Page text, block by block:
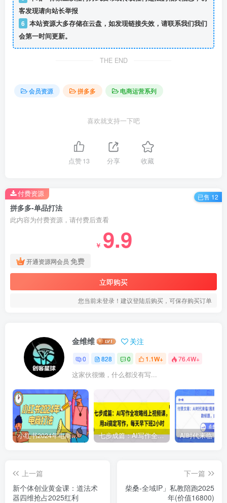
客发现请向站长举报
6 本站资源大多存储在云盘，如发现链接失效，请联系我们我们
会第一时间更新。
THE END
会员资源 拼多多 电商运营系列
喜欢就支持一下吧
点赞13 分享 收藏
拼多多-单品打法
此内容为付费资源，请付费后查看
￥ 9.9
开通资源网会员 免费
立即购买
您当前未登录！建议登陆后购买，可保存购买订单
付费资源 已售 12
金维维 关注
0 828 0 1.1W+ 76.4W+
这家伙很懒，什么都没有写...
小红书2024年电商打法，手把手教你如何打爆小红书店铺 七步成篇：AI写作全攻略线上视频课，用ai搞定写作，每天早下班2小时
上一篇
新个体创业黄金课：道法术
器四维抢占2025红利
下一篇
柴桑-全域IP」私教陪跑2025
年(价值16800)